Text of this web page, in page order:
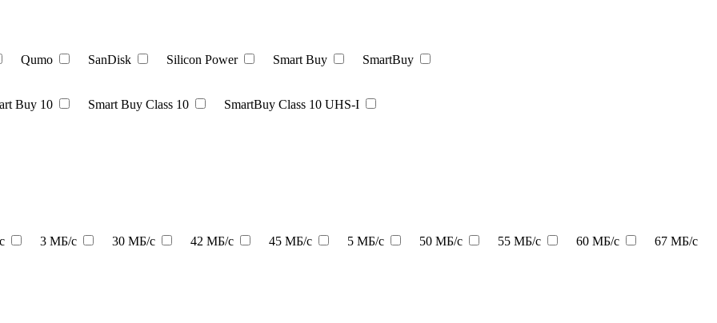
Qumo SanDisk Silicon Power Smart Buy SmartBuy
Buy 10 Smart Buy Class 10
SmartBuy Class 10 UHS-I
3 МБ/с 30 МБ/с 42 МБ/с 45 МБ/с 5 МБ/с 50 МБ/с 55 МБ/с 60 МБ/с
67 МБ/с